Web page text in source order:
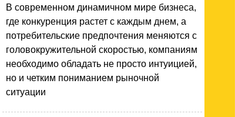
В современном динамичном мире бизнеса,
где конкуренция растет с каждым днем, а
потребительские предпочтения меняются с
головокружительной скоростью, компаниям
необходимо обладать не просто интуицией,
но и четким пониманием рыночной
ситуации